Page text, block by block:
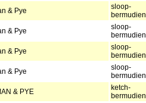
& Pye
sloop-
bermudien
& Pye
sloop-
bermudien
& Pye
sloop-
bermudien
& Pye
sloop-
bermudien
& PYE
ketch-
bermudien